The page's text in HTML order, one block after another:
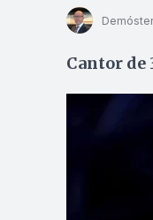
Cantor de